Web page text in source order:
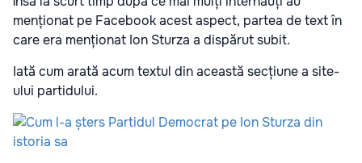
menționat pe Facebook acest aspect, partea de text în
care era menționat Ion Sturza a dispărut subit.
Iată cum arată acum textul din această secțiune a site-
ului partidului.